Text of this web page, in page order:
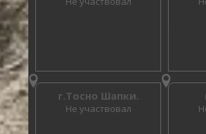
г.Тосно Шапки.
Не участвовал